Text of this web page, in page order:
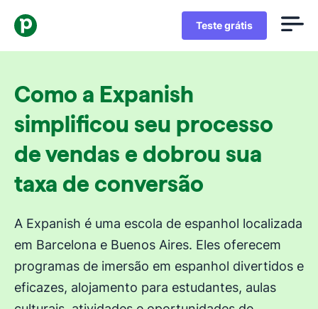
Teste grátis
Como a Expanish
simplificou seu processo
de vendas e dobrou sua
taxa de conversão
A Expanish é uma escola de espanhol localizada
em Barcelona e Buenos Aires. Eles oferecem
programas de imersão em espanhol divertidos e
eficazes, alojamento para estudantes, aulas